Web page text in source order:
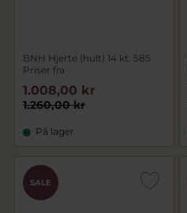
BNH Hjerte (hult) 14 kt. 585
Priser fra
1.260,00 kr
1.008,00 kr
På lager
SALE